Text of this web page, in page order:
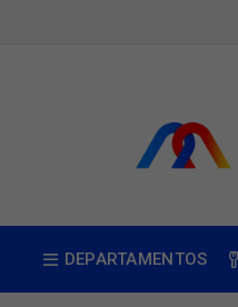
DEPARTAMENTOS